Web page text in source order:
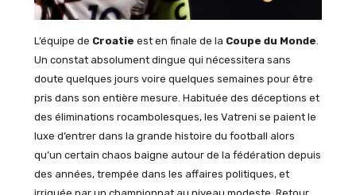
L’équipe de Croatie est en finale de la Coupe du Monde
Un constat absolument dingue qui nécessitera sans
doute quelques jours voire quelques semaines pour être
pris dans son entière mesure. Habituée des déceptions et
des éliminations rocambolesques, les Vatreni se paient le
luxe d’entrer dans la grande histoire du football alors
qu’un certain chaos baigne autour de la fédération depuis
des années, trempée dans les affaires politiques, et